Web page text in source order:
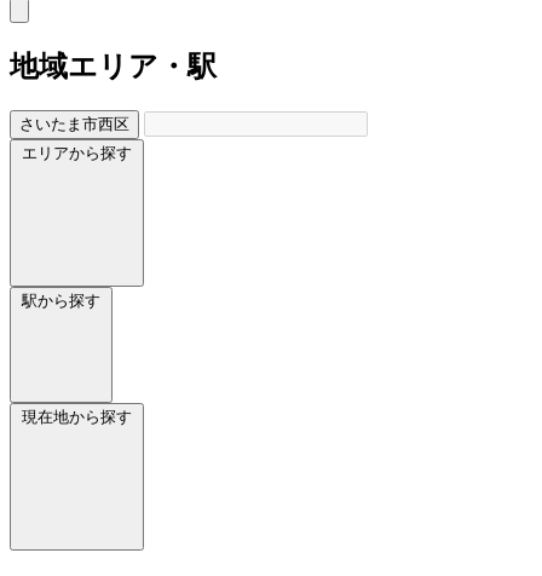
地域エリア・駅
さいたま市西区
エリアから探す
駅から探す
現在地から探す